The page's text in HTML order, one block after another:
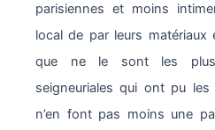
parisiennes et moins
local de par leurs matériaux
que ne le sont les plus
seigneuriales qui ont pu les
n’en font pas moins une